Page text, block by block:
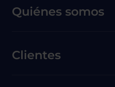
Quiénes somos
Clientes